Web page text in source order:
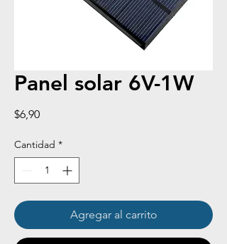
Panel solar 6V-1W
$6,90Precio
Cantidad *
Agregar al carrito